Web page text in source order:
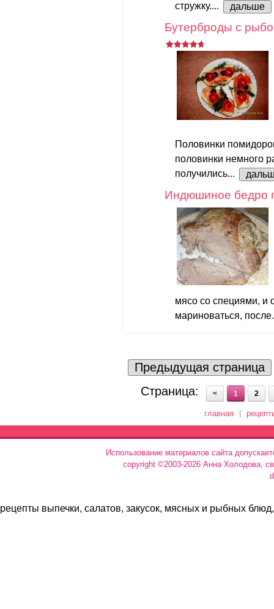
стружку....
дальше
Бутерброды с
Половинки
половинки немного
получились...
Индюшиное бедро
мясо со специями, и
мариноваться,
Предыдущая страница
Страница:
< 1 2
главная
Использование материалов сайта
copyright ©2003-2026 Анна Холодова,
рецепты выпечки, салатов, закусок, мясных и рыбных